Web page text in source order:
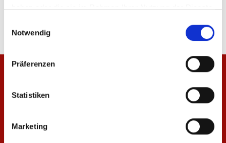
haben oder die sie im Rahmen Ihrer Nutzung der Dienste
Notwendig
Präferenzen
Statistiken
Marketing
34,95 € 34,95 €